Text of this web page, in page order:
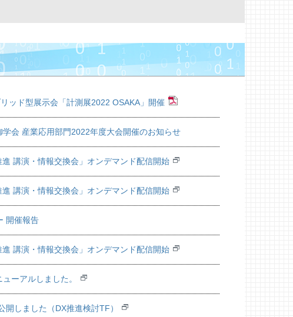
ッド型展示会「計測展2022 OSAKA」開催
学会 産業応用部門2022年度大会開催のお知らせ
進 講演・情報交換会」オンデマンド配信開始
進 講演・情報交換会」オンデマンド配信開始
開催報告
進 講演・情報交換会」オンデマンド配信開始
ーアルしました。
開しました（DX推進検討TF）